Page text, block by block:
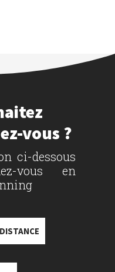
vous ?
ci-dessous
vous en